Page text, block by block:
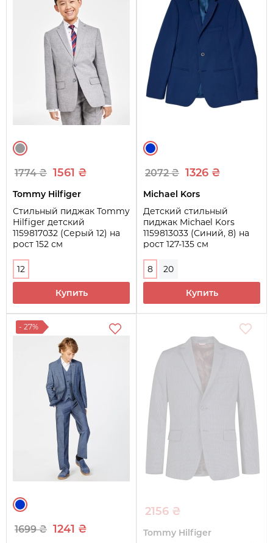
1774 ₴ 1561 ₴
Tommy Hilfiger
Стильный пиджак Tommy
Hilfiger детский
1159817032 (Серый 12) на
рост 152 см
12
Купить
2072 ₴ 1326 ₴
Michael Kors
Детский стильный
пиджак Michael Kors
1159813033 (Синий, 8) на
рост 127-135 см
8 20
Купить
- 27%
1699 ₴ 1241 ₴
2156 ₴
Tommy Hilfiger